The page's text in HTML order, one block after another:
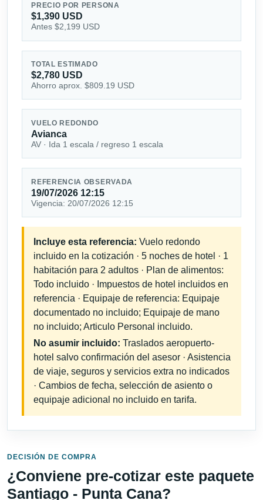
PRECIO POR PERSONA
$1,390 USD
Antes $2,199 USD
TOTAL ESTIMADO
$2,780 USD
Ahorro aprox. $809.19 USD
VUELO REDONDO
Avianca
AV · Ida 1 escala / regreso 1 escala
REFERENCIA OBSERVADA
19/07/2026 12:15
Vigencia: 20/07/2026 12:15
Incluye esta referencia: Vuelo redondo
incluido en la cotización · 5 noches de hotel · 1
habitación para 2 adultos · Plan de alimentos:
Todo incluido · Impuestos de hotel incluidos en
referencia · Equipaje de referencia: Equipaje
documentado no incluido; Equipaje de mano
no incluido; Articulo Personal incluido.
No asumir incluido: Traslados aeropuerto-
hotel salvo confirmación del asesor · Asistencia
de viaje, seguros y servicios extra no indicados
· Cambios de fecha, selección de asiento o
equipaje adicional no incluido en tarifa.
DECISIÓN DE COMPRA
¿Conviene pre-cotizar este paquete
Santiago - Punta Cana?